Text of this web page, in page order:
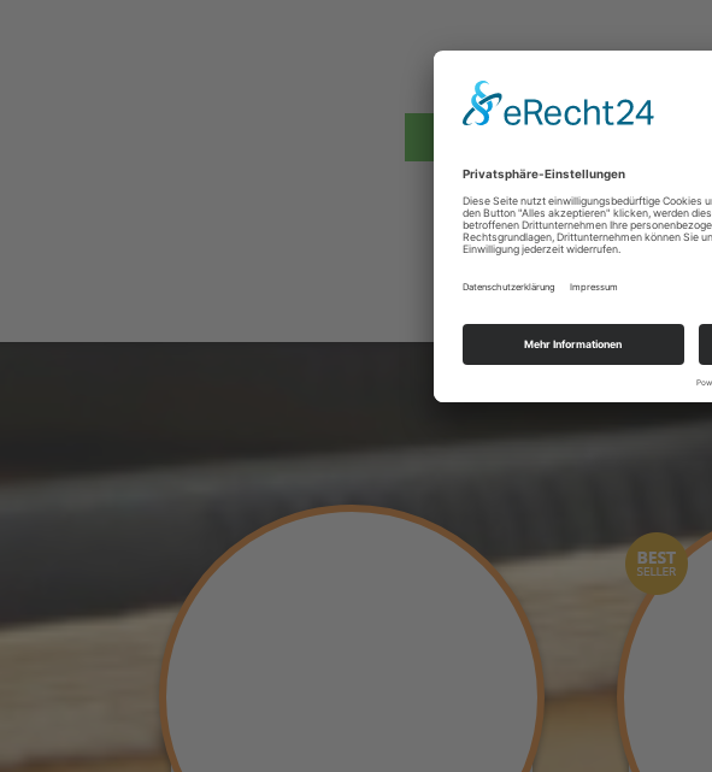
Es wurden noch keine